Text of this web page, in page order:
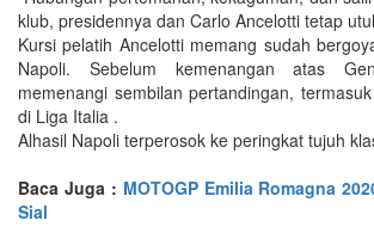
klub, presidennya dan Carlo Ancelotti tetap
Kursi pelatih Ancelotti memang sudah
Napoli. Sebelum kemenangan atas
memenangi sembilan pertandingan,
di Liga Italia .
Alhasil Napoli terperosok ke peringkat tujuh
Baca Juga : MOTOGP Emilia Romagna
Sial